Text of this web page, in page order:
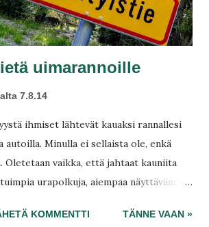
uimarannoille
7.8.14
ihmiset lähtevät kauaksi rannallesi
autoilla. Minulla ei sellaista ole, enkä
Oletetaan vaikka, että jahtaat kauniita
urapolkuja, aiempaa näyttävämpiä
kauniita omakotitaloja ja isoja
KOMMENTTI TÄNNE VAAN »